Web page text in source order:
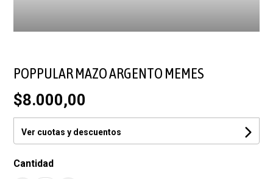
POPPULAR MAZO ARGENTO MEMES
$8.000,00
Ver cuotas y descuentos
Cantidad